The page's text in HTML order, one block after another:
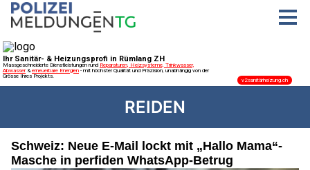
REIDEN
Schweiz: Neue E-Mail lockt mit „Hallo Mama“-
Masche in perfiden WhatsApp-Betrug